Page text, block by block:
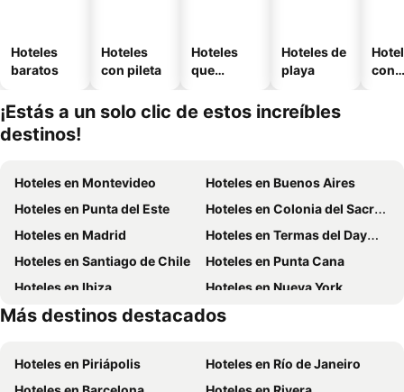
Hoteles
baratos
Hoteles
con pileta
Hoteles
que
mascotas
Hoteles de
playa
con
¡Estás a un solo clic de estos increíbles
destinos!
Hoteles en Montevideo
Hoteles en Buenos Aires
Hoteles en Punta del Este
Hoteles en Colonia del Sacramento
Hoteles en Madrid
Hoteles en Termas del Dayman
Hoteles en Santiago de Chile
Hoteles en Punta Cana
Hoteles en Ibiza
Hoteles en Nueva York
Hoteles en Brasil
Hoteles en Uruguay
Más destinos destacados
Hoteles en Piriápolis
Hoteles en Río de Janeiro